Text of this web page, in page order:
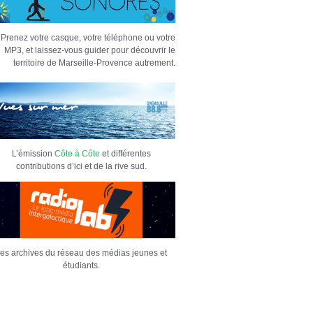
Prenez votre casque, votre téléphone ou votre
MP3, et laissez-vous guider pour découvrir le
territoire de Marseille-Provence autrement.
L’émission Côte à Côte et différentes
contributions d’ici et de la rive sud.
archives du réseau des médias jeunes et
étudiants.